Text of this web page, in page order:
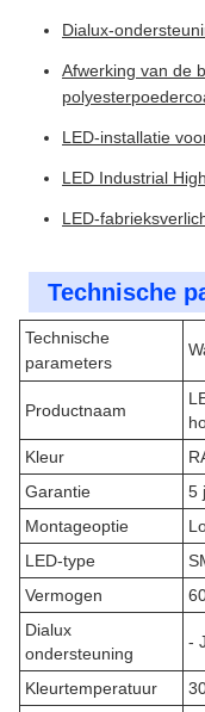
Dialux-
Afwerking van de
LED-installatie
LED Industrial
LED-
Technische
Technische
parameters
Productnaam
Kleur
Garantie
5
Montageoptie
LED-type
Vermogen
Dialux
ondersteuning
-
Kleurtemperatuur